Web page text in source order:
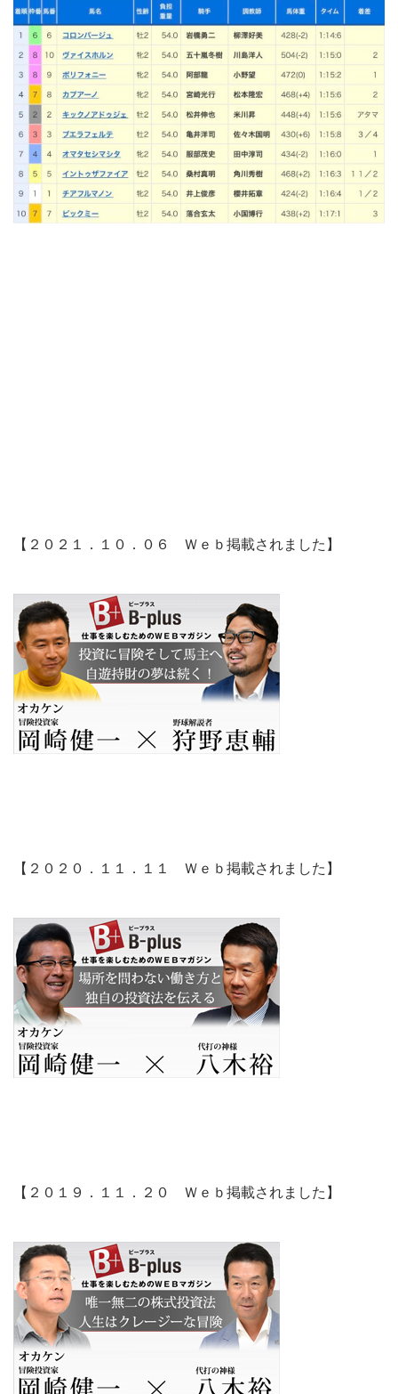
【２０２１．１０．０６ Ｗｅｂ掲載されました】
【２０２０．１１．１１ Ｗｅｂ掲載されました】
【２０１９．１１．２０ Ｗｅｂ掲載されました】